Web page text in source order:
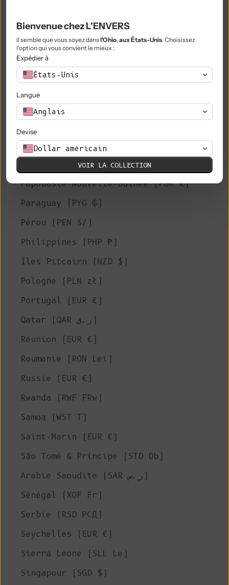
Niue (NZD $)
Île Norfolk (AUD $)
Macédoine du Nord (MKD ден)
Norvège (EUR €)
Oman (EUR €)
Territoires palestiniens (ILS ₪)
Panama (USD $)
Papouasie-Nouvelle-Guinée (PGK K)
Paraguay (PYG ₲)
Pérou (PEN S/)
Philippines (PHP ₱)
Îles Pitcairn (NZD $)
Pologne (PLN zł)
Portugal (EUR €)
Qatar (QAR ر.ق)
Réunion (EUR €)
Roumanie (RON Lei)
Russie (EUR €)
Rwanda (RWF FRw)
Samoa (WST T)
Saint-Marin (EUR €)
São Tomé & Príncipe (STD Db)
Arabie Saoudite (SAR ر.س)
Sénégal (XOF Fr)
Serbie (RSD РСД)
Seychelles (EUR €)
Sierra Leone (SLL Le)
Singapour (SGD $)
Bienvenue chez L'ENVERS
Il semble que vous soyez dansl'Ohio,aux États-Unis. Choisissez
l'option qui vous convient le mieux :
Expédier à
États-Unis
Langue
Anglais
Devise
Dollar américain
VOIR LA COLLECTION